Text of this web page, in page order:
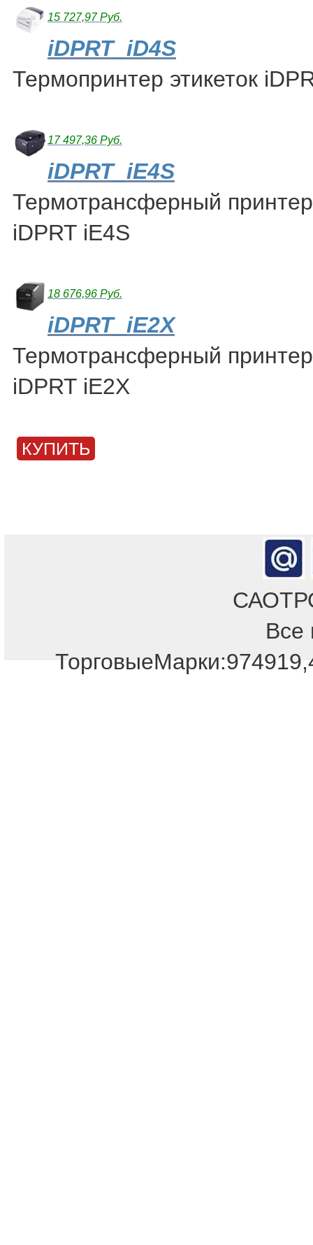
15 727,97 Руб.
iDPRT_iD4S
Термопринтер этикеток
17 497,36 Руб.
iDPRT_iE4S
Термотрансферный принтер
iDPRT iE4S
18 676,96 Руб.
iDPRT_iE2X
Термотрансферный принтер
iDPRT iE2X
КУПИТЬ
Все